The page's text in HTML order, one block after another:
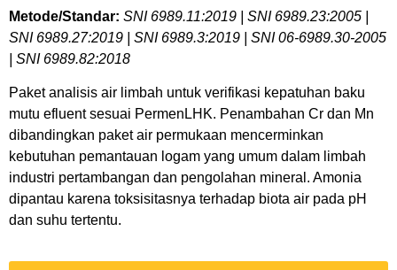
Metode/Standar: SNI 6989.11:2019 | SNI 6989.23:2005 |
SNI 6989.27:2019 | SNI 6989.3:2019 | SNI 06-6989.30-2005
| SNI 6989.82:2018
Paket analisis air limbah untuk verifikasi kepatuhan baku
mutu efluent sesuai PermenLHK. Penambahan Cr dan Mn
dibandingkan paket air permukaan mencerminkan
kebutuhan pemantauan logam yang umum dalam limbah
industri pertambangan dan pengolahan mineral. Amonia
dipantau karena toksisitasnya terhadap biota air pada pH
dan suhu tertentu.